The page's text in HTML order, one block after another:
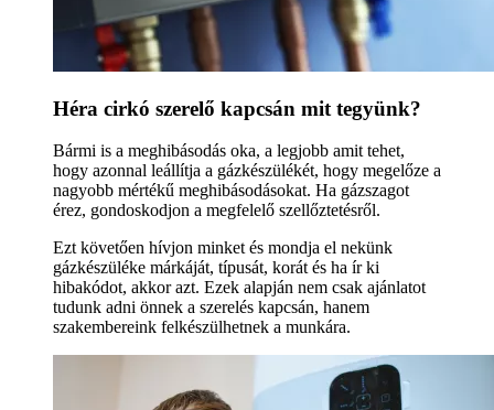
Héra cirkó szerelő kapcsán mit tegyünk?
Bármi is a meghibásodás oka, a legjobb amit tehet,
hogy azonnal leállítja a gázkészülékét, hogy megelőze a
nagyobb mértékű meghibásodásokat. Ha gázszagot
érez, gondoskodjon a megfelelő szellőztetésről.
Ezt követően hívjon minket és mondja el nekünk
gázkészüléke márkáját, típusát, korát és ha ír ki
hibakódot, akkor azt. Ezek alapján nem csak ajánlatot
tudunk adni önnek a szerelés kapcsán, hanem
szakembereink felkészülhetnek a munkára.